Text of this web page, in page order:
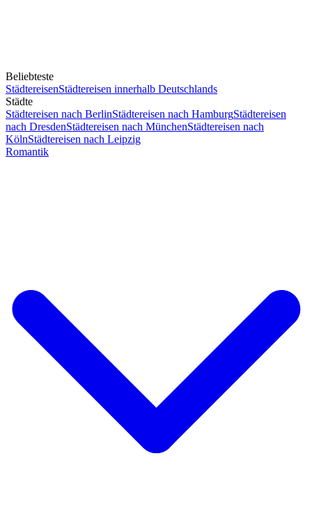
Beliebteste
StädtereisenStädtereisen innerhalb Deutschlands
Städte
Städtereisen nach BerlinStädtereisen nach HamburgStädtereisen
nach DresdenStädtereisen nach MünchenStädtereisen nach
KölnStädtereisen nach Leipzig
Romantik